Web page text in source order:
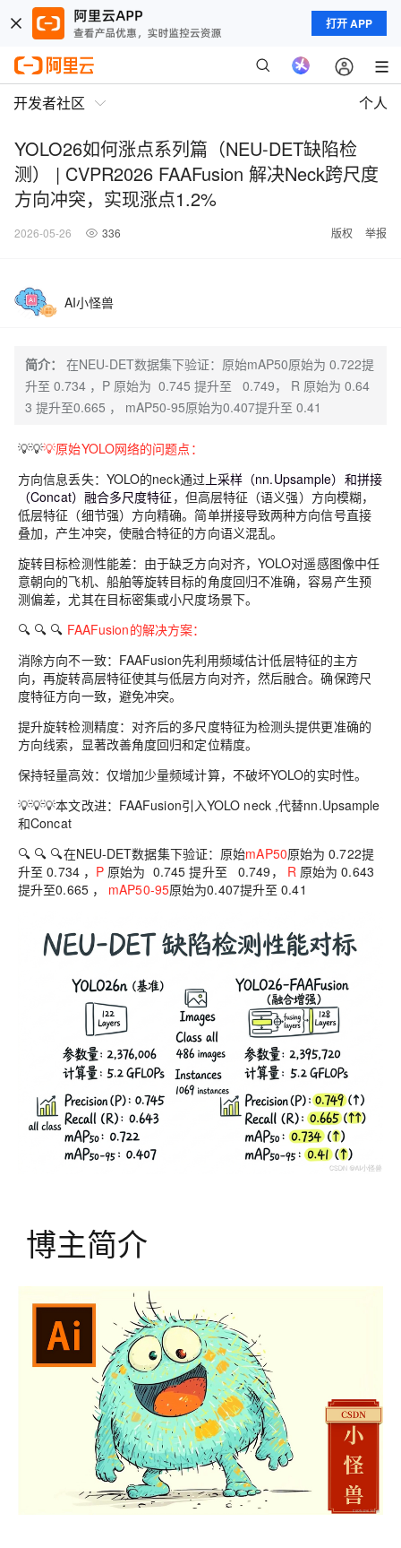
打开 APP
开发者社区 个人
YOLO26如何涨点系列篇（NEU-DET缺陷检
测） | CVPR2026 FAAFusion 解决Neck跨尺度
方向冲突，实现涨点1.2%
2026-05-26 336 版权 举报
AI小怪兽
简介：
在NEU-DET数据集下验证：原始mAP50原始为 0.722提
升至 0.734 ，P 原始为 0.745 提升至 0.749， R 原始为 0.64
3 提升至0.665 ， mAP50-95原始为0.407提升至 0.41
💡💡💡原始YOLO网络的问题点：
方向信息丢失：YOLO的neck通过 上采样（nn.Upsample）和拼接
（Concat）融合多尺度特征 ，但高层特征（语义强）方向模糊，
低层特征（细节强）方向精确。简单拼接导致两种方向信号直接
叠加，产生冲突，使融合特征的方向语义混乱。
旋转目标检测性能差：由于缺乏方向对齐，YOLO对遥感图像中任
意朝向的飞机、船舶等旋转目标的角度回归不准确，容易产生预
测偏差，尤其在目标密集或小尺度场景下。
🔍 🔍 🔍 FAAFusion的解决方案：
消除方向不一致：FAAFusion先利用频域估计低层特征的主方
向，再旋转高层特征使其与低层方向对齐，然后融合。确保跨尺
度特征方向一致，避免冲突。
提升旋转检测精度：对齐后的多尺度特征为检测头提供更准确的
方向线索，显著改善角度回归和定位精度。
保持轻量高效：仅增加少量频域计算，不破坏YOLO的实时性。
💡💡💡本文改进：FAAFusion引入YOLO neck ,代替nn.Upsample
和Concat
🔍 🔍 🔍在NEU-DET数据集下验证： 原始mAP50原始为 0.722提
升至 0.734 ， P 原始为 0.745 提升至 0.749， R原始为 0.643
提升至0.665 ， mAP50-95原始为0.407提升至 0.41
博主简介